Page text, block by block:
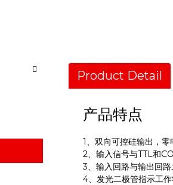
Product Detail
产品特点
1、双向可控硅输出，零
2、输入信号与TTL和
3、输入回路与输出回路
4、发光二极管指示工作